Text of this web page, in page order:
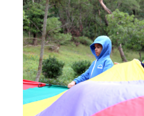
中
學
學
位
分
配
結
果